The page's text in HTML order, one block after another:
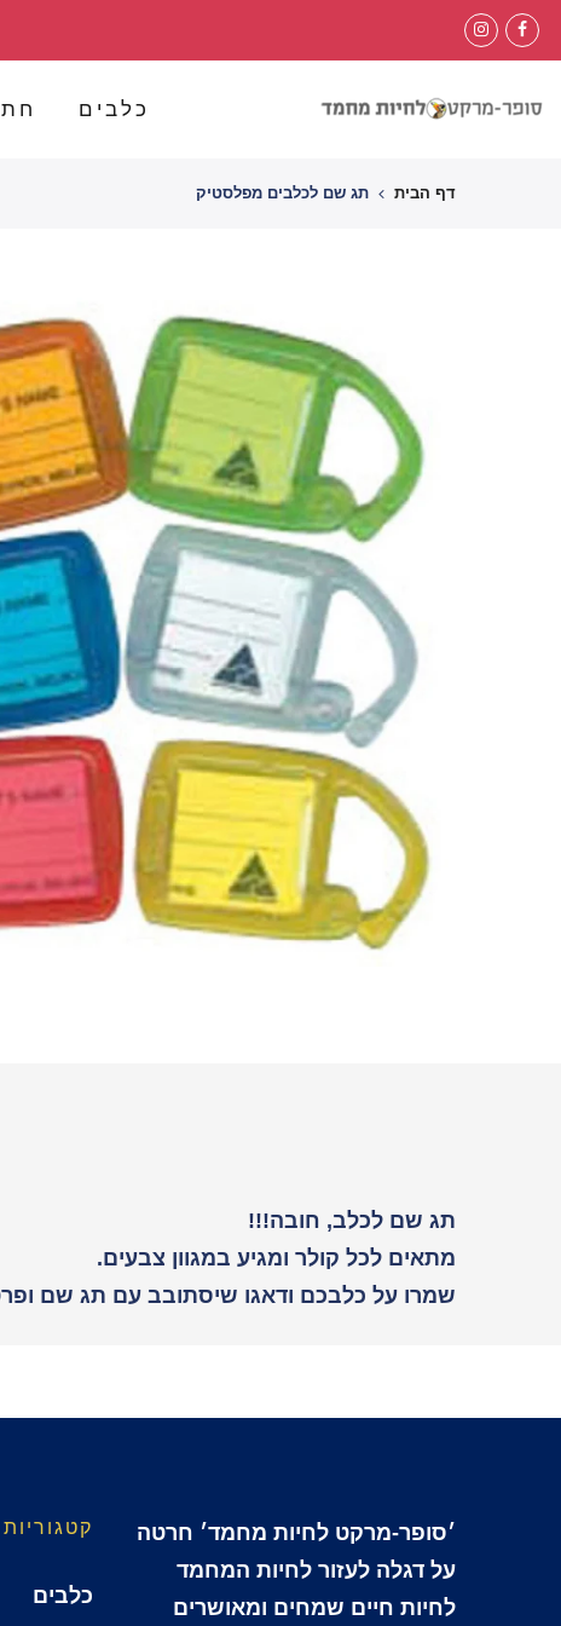
דלג
לתוכן
כלבים
דף הבית תג שם לכלבים מפלסטיק
תג שם לכלב, חובה!!!
מתאים לכל קולר ומגיע במגוון צבעים.
שמרו על כלבכם ודאגו שיסתובב עם תג שם
׳סופר-מרקט לחיות מחמד׳ חרטה
על דגלה לעזור לחיות המחמד
לחיות חיים שמחים ומאושרים
קטגוריות
כלבים